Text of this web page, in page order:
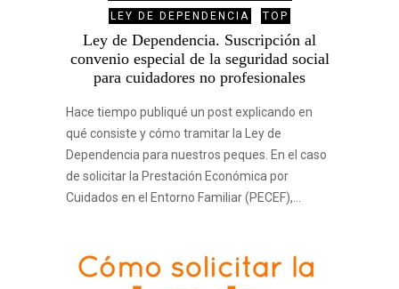
LEY DE DEPENDENCIA
TOP
Ley de Dependencia. Suscripción al
convenio especial de la seguridad social
para cuidadores no profesionales
Hace tiempo publiqué un post explicando en
qué consiste y cómo tramitar la Ley de
Dependencia para nuestros peques. En el caso
de solicitar la Prestación Económica por
Cuidados en el Entorno Familiar (PECEF),…